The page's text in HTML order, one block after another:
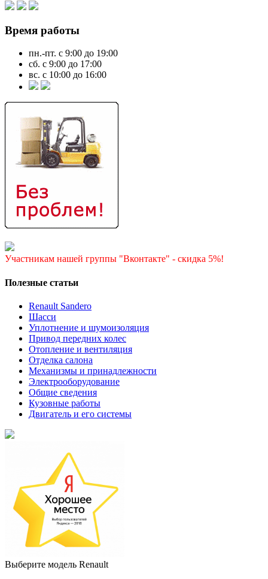
Время работы
пн.-пт. с 9:00 до 19:00
сб. с 9:00 до 17:00
вс. с 10:00 до 16:00
Участникам нашей группы "Вконтакте" - скидка 5%!
Полезные статьи
Renault Sandero
Шасси
Уплотнение и шумоизоляция
Привод передних колес
Отопление и вентиляция
Отделка салона
Механизмы и принадлежности
Электрооборудование
Общие сведения
Кузовные работы
Двигатель и его системы
Выберите модель Renault